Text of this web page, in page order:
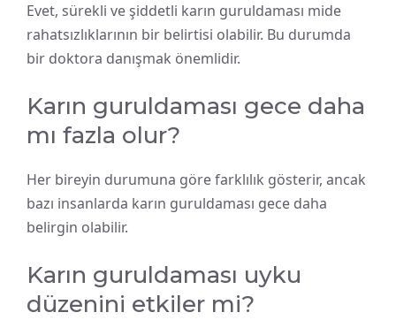
Evet, sürekli ve şiddetli karın guruldaması mide
rahatsızlıklarının bir belirtisi olabilir. Bu durumda
bir doktora danışmak önemlidir.
Karın guruldaması gece daha
mı fazla olur?
Her bireyin durumuna göre farklılık gösterir, ancak
bazı insanlarda karın guruldaması gece daha
belirgin olabilir.
Karın guruldaması uyku
düzenini etkiler mi?